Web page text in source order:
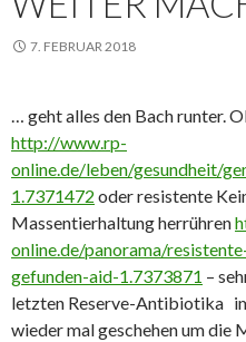
7. FEBRUAR 2018
… geht alles den Bach runter.
http://www.rp-
online.de/leben/gesundheit/
1.7371472 oder resistente
Massentierhaltung herrühren
online.de/panorama/
gefunden-aid-1.7373871 –
letzten Reserve-Antibiotika
wieder mal geschehen um die